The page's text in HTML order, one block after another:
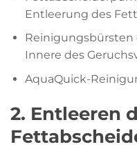
Entleerung des
Reinigungsbürsten
Innere des
AquaQuick-
2. Entleeren